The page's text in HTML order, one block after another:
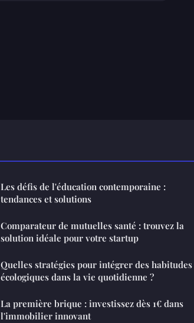
Les défis de l'éducation contemporaine :
tendances et solutions
Comparateur de mutuelles santé : trouvez la
solution idéale pour votre startup
Quelles stratégies pour intégrer des habitudes
écologiques dans la vie quotidienne ?
La première brique : investissez dès 1€ dans
l'immobilier innovant